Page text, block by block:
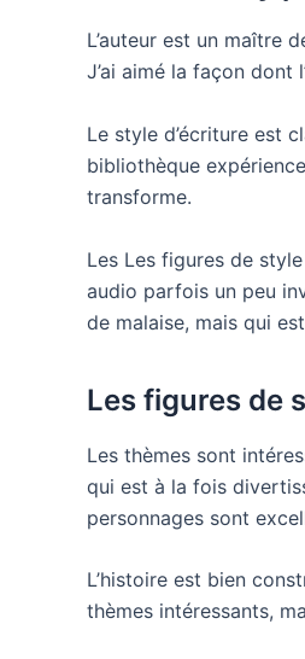
L’auteur est un maître
J’ai aimé la façon dont
Le style d’écriture est
bibliothèque
transforme.
Les Les figures de
audio parfois un peu
de malaise, mais qui
Les figures de
Les thèmes sont
qui est à la fois
personnages sont
L’histoire est bien
thèmes intéressants,